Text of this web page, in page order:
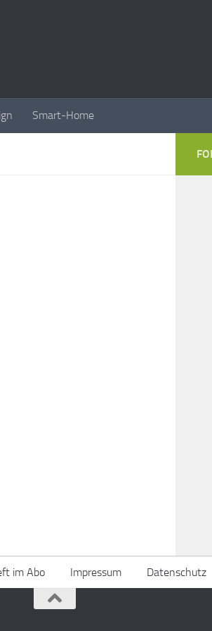
Smart-Home
im Abo Impressum Datenschutz